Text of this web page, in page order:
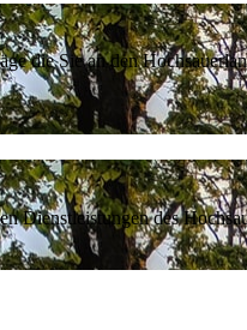
die Sie an den
Dienstleistungen des